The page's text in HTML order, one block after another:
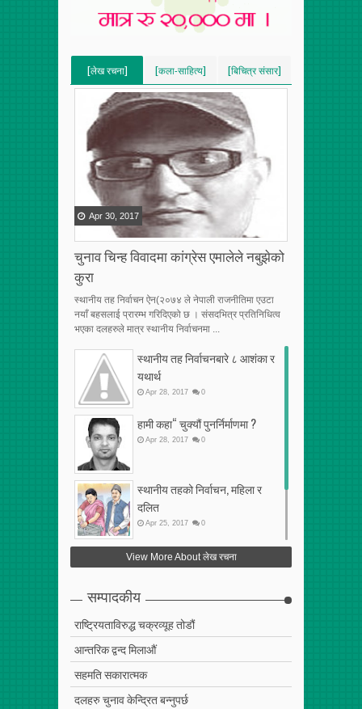
[लेख रचना]
[VERTICAL]
[RECENT][5]
[कला-साहित्य]
[VERTICAL]
[बिचित्र संसार]
[VERTICAL]
[RECENT][5]
चुनाव चिन्ह विवादमा कांग्रेस एमालेले नबुझेको
कुरा
Apr 30 2017
स्थानीय तह निर्वाचन ऐन(२०७४ ले नेपाली राजनीतिमा एउटा
नयाँ बहसलाई प्रारम्भ गरिदिएको छ । संसदभित्र प्रतिनिधित्व
भएका दलहरुले मात्र स्थानीय निर्वाचनमा ...
स्थानीय तह निर्वाचनबारे ८ आशंका र
यथार्थ
Apr 28, 2017 0
हामी कहा“ चुक्यौं पुनर्निर्माणमा ?
Apr 28, 2017 0
स्थानीय तहको निर्वाचन, महिला र
दलित
Apr 25, 2017 0
फेरि अर्को गलत सहमति
View More About लेख रचना
सम्पादकीय
राष्ट्रियताविरुद्ध चक्रव्यूह तोडौं
आन्तरिक द्वन्द मिलाऔं
सहमति सकारात्मक
दलहरु चुनाव केन्द्रित बन्नुपर्छ